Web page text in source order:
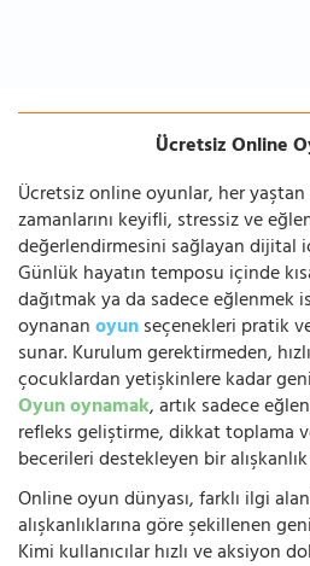
Ücretsiz Online
Ücretsiz online oyunlar, her yaştan
zamanlarını keyifli, stressiz ve
değerlendirmesini sağlayan dijital
Günlük hayatın temposu içinde
dağıtmak ya da sadece eğlenmek
oynananoyunseçenekleri pratik
sunar. Kurulum gerektirmeden,
çocuklardan yetişkinlere kadar
Oyun oynamak, artık sadece
refleks geliştirme, dikkat toplama
becerileri destekleyen bir
Online oyun dünyası, farklı ilgi
alışkanlıklarına göre şekillenen
Kimi kullanıcılar hızlı ve aksiyon